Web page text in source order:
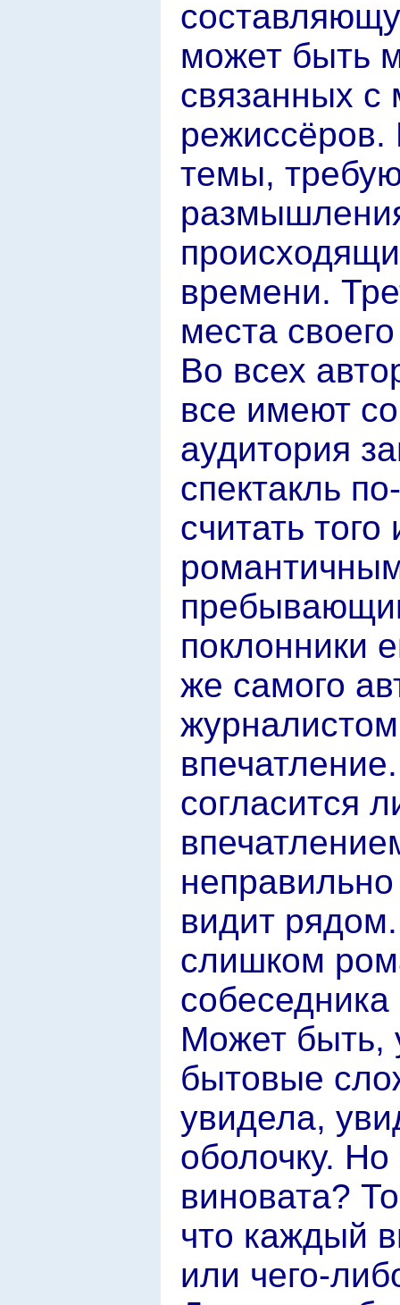
может быть
связанных с
режиссёров.
темы,
времени.
места
Во всех
все имеют
аудитория
спектакль
считать
поклонники
же самого
согласится
видит
слишком
Может быть,
бытовые
увидела,
оболочку.
виновата?
что каждый
или чего-